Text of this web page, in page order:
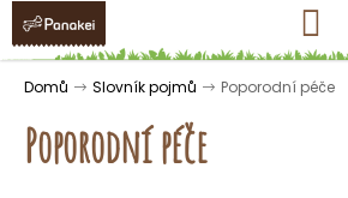
Přejít
obsah
Domů Slovník pojmů Poporodní péče
Poporodní péče
K
o Zpět
Zpět